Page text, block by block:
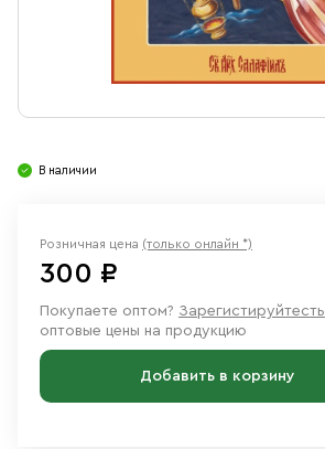
В наличии
Розничная цена (только онлайн *)
300 ₽
Покупаете оптом? Зарегистируйтесть
оптовые цены на продукцию
Добавить в корзину